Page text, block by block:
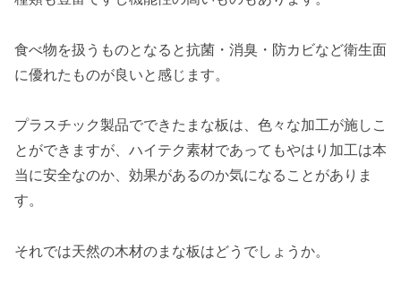
食べ物を扱うものとなると抗菌・消臭・防カビなど衛生面
に優れたものが良いと感じます。
プラスチック製品でできたまな板は、色々な加工が施しこ
とができますが、ハイテク素材であってもやはり加工は本
当に安全なのか、効果があるのか気になることがありま
す。
それでは天然の木材のまな板はどうでしょうか。